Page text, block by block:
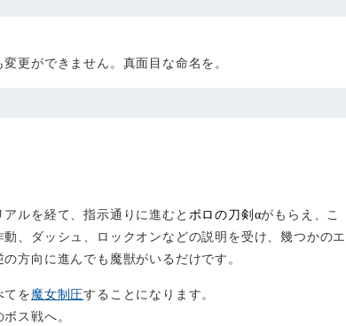
更ができません。真面目な命名を。
ルを経て、指示通りに進むと ボロの刀剣 αがもらえ、こ
、ダッシュ、ロックオンなどの説明を受け、幾つかのエ
方向に進んでも魔獣がいるだけです。
てを魔女制圧することになります。
ボス戦へ。